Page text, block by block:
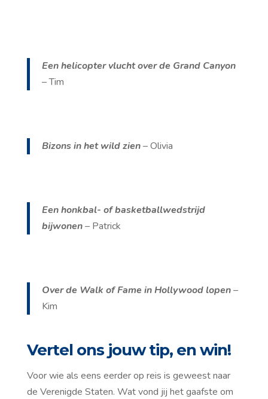
Een helicopter vlucht over de Grand Canyon
– Tim
Bizons in het wild zien– Olivia
Een honkbal- of basketballwedstrijd
bijwonen– Patrick
Over de Walk of Fame in Hollywood lopen–
Kim
Vertel ons jouw tip, en win!
Voor wie als eens eerder op reis is geweest naar
de Verenigde Staten. Wat vond jij het gaafste om